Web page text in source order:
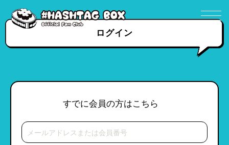
ログイン
すでに会員の方はこちら